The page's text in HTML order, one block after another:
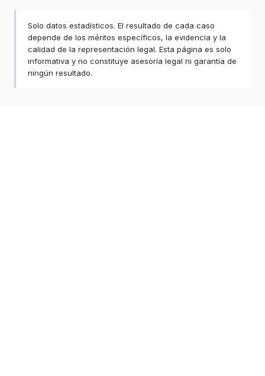
Solo datos estadísticos. El resultado de cada caso
depende de los méritos específicos, la evidencia y la
calidad de la representación legal. Esta página es solo
informativa y no constituye asesoría legal ni garantía de
ningún resultado.